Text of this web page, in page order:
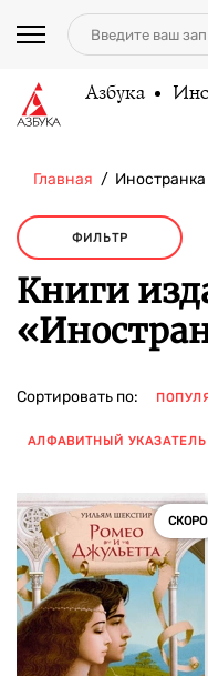
Азбука
Главная Иностранка
ФИЛЬТР
Книги
Сортировать по:
АЛФАВИТНЫЙ УКАЗАТЕЛЬ
СКОРО